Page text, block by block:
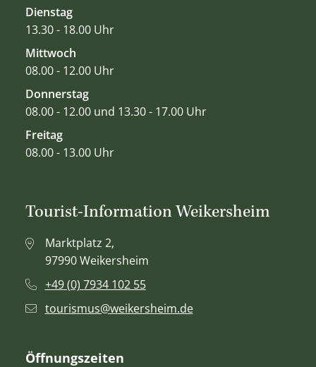
Dienstag
13.30 - 18.00 Uhr
Mittwoch
08.00 - 12.00 Uhr
Donnerstag
08.00 - 12.00 und 13.30 - 17.00 Uhr
Freitag
08.00 - 13.00 Uhr
Tourist-Information Weikersheim
Marktplatz 2,
97990 Weikersheim
+49 (0) 7934 102 55
tourismus@weikersheim.de
Öffnungszeiten